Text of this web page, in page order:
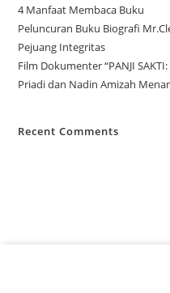
4 Manfaat Membaca Buku
Peluncuran Buku Biografi
Pejuang Integritas
Film Dokumenter “PANJI
Priadi dan Nadin Amizah
Recent Comments